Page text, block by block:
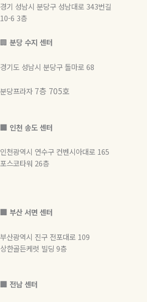
경기 성남시 분당구 성남대로 343번길
10-6 3층
🏢 분당 수지 센터
경기도 성남시 분당구 돌마로 68
분당프라자 7층 705호
🏢 인천 송도 센터
인천광역시 연수구 컨벤시아대로 165
포스코타워 26층
🏢 부산 서면 센터
부산광역시 진구 전포대로 109
상한골든케럿 빌딩 9층
🏢 전남 센터